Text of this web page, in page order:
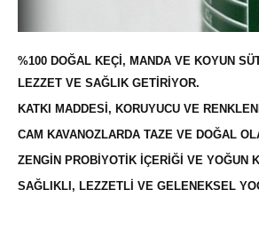
%100 DOĞAL KEÇI, MANDA VE KOYUN
LEZZET VE SAĞLIK GETIRIYOR.
KATKI MADDESI, KORUYUCU VE
CAM KAVANOZLARDA TAZE VE DOĞAL
ZENGIN PROBIYOTIK IÇERIĞI VE YOĞUN
SAĞLIKLI, LEZZETLI VE GELENEKSEL